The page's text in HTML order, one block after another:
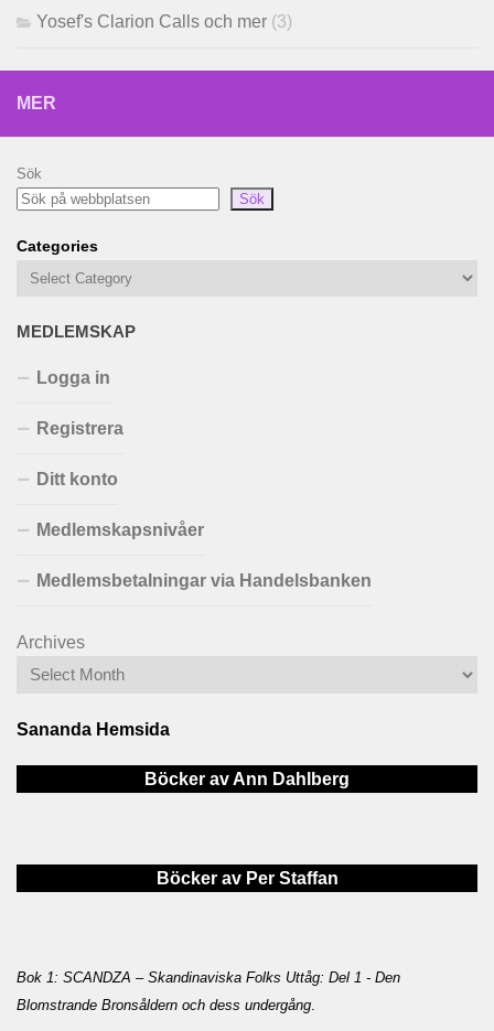
Yosef's Clarion Calls och mer (3)
MER
Sök
Sök
Categories
MEDLEMSKAP
Logga in
Registrera
Ditt konto
Medlemskapsnivåer
Medlemsbetalningar via Handelsbanken
Archives
Sananda Hemsida
Böcker av Ann Dahlberg
Böcker av Per Staffan
Bok 1: SCANDZA – Skandinaviska Folks Uttåg: Del 1 - Den
Blomstrande Bronsåldern och dess undergång.